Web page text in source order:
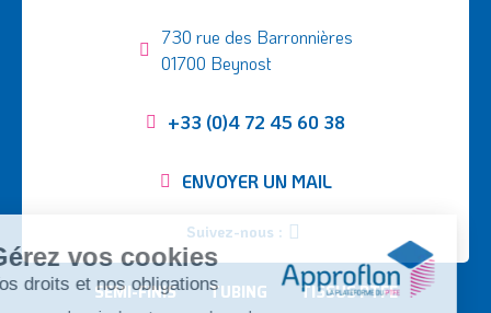
730 rue des Barronnières
01700 Beynost
+33 (0)4 72 45 60 38
ENVOYER UN MAIL
Suivez-nous :
SEMI-FINIS TUBING
TISSUS PTFE